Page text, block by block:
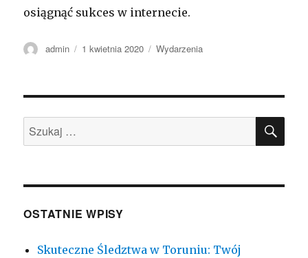
osiągnąć sukces w internecie.
Autor
admin Opublikowano
1 kwietnia 2020 Kategorie
Wydarzenia
Szukaj:
OSTATNIE WPISY
Skuteczne Śledztwa w Toruniu: Twój